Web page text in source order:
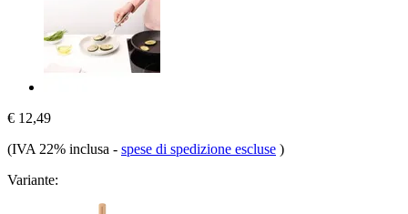
€ 12,49
(IVA 22% inclusa - spese di spedizione escluse )
Variante: